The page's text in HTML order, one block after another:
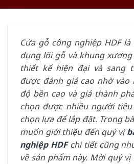
Cửa gỗ công nghiệp HDF
dụng lõi gỗ và khung
thiết kế hiện đại và sang
được đánh giá cao nhờ
độ bền cao và giá thành
chọn được nhiều người
chọn lựa để lắp đặt. Trong
muốn giới thiệu đến quý vị
nghiệp HDFchi tiết cũng
về sản phẩm này. Mời quý